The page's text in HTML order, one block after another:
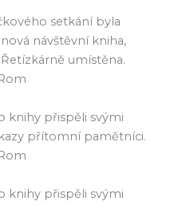
setkání byla
návštěvní kniha,
umístěna.
knihy přispěli svými
přítomní pamětníci.
knihy přispěli svými